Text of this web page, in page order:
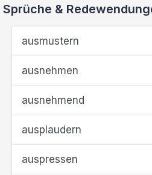
Sprüche &
ausmustern
ausnehmen
ausnehmend
ausplaudern
auspressen